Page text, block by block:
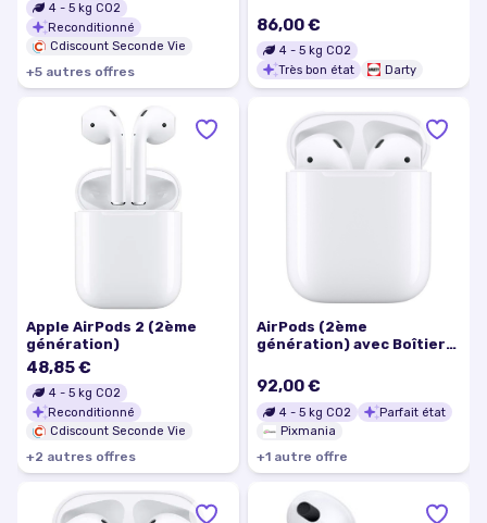
4 - 5 kg CO2
Reconditionné
Cdiscount Seconde Vie
+5 autres offres
86,00 €
4 - 5 kg CO2
Très bon état
Darty
Apple AirPods 2 (2ème
génération)
48,85 €
4 - 5 kg CO2
Reconditionné
Cdiscount Seconde Vie
+2 autres offres
AirPods (2ème
génération) avec Boîtier
Excellent état
92,00 €
4 - 5 kg CO2
Parfait état
Pixmania
+1 autre offre